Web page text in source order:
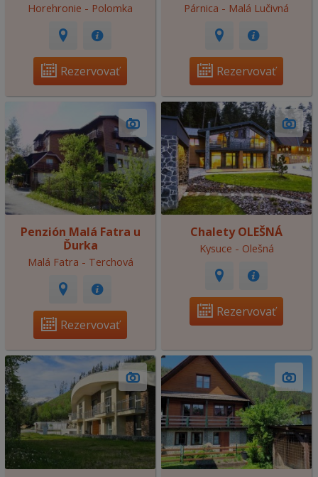
Horehronie - Polomka
Rezervovať
Párnica - Malá Lučivná
Rezervovať
Penzión Malá Fatra u
Ďurka
Malá Fatra - Terchová
Rezervovať
Chalety OLEŠNÁ
Kysuce - Olešná
Rezervovať